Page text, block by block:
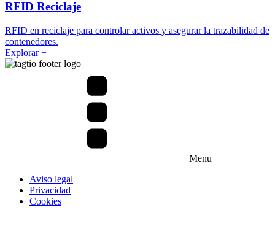
RFID Reciclaje
RFID en reciclaje para controlar activos y asegurar la trazabilidad de
contenedores.
Explorar +
Menu
Aviso legal
Privacidad
Cookies